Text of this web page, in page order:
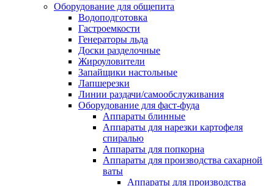
Оборудование для общепита
Водоподготовка
Гастроемкости
Генераторы льда
Доски разделочные
Жироуловители
Запайщики настольные
Лапшерезки
Линии раздачи/самообслуживания
Оборудование для фаст-фуда
Аппараты блинные
Аппараты для нарезки картофеля
спиралью
Аппараты для попкорна
Аппараты для производства сахарной
ваты
Аппараты для производства